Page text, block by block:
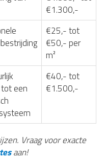
€1.300,-
€25,- tot
€50,- per
m²
een
€40,- tot
€1.500,-
Vraag voor exacte
aan!